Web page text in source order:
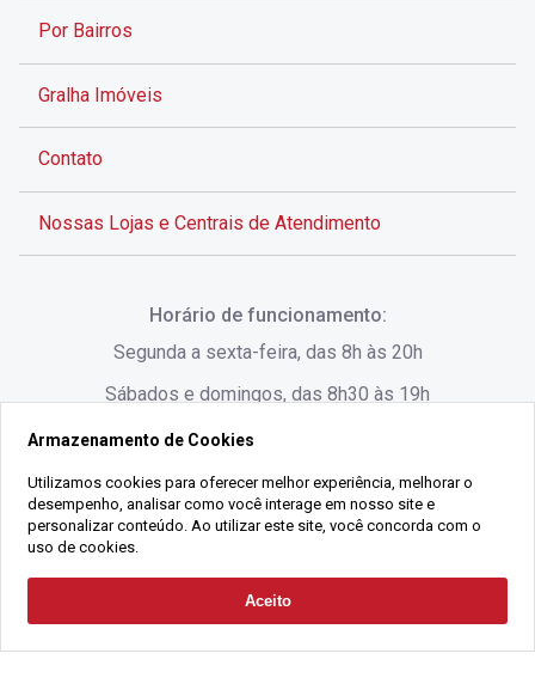
Solicitar Contato
Por Bairros
Gralha Imóveis
Contato
Nossas Lojas e Centrais de Atendimento
Rua Lauro Linhares, 1080 - Trindade, Florianópolis -
SC
(48) 3220-1045
Alameda César Nascimento, 549, Salas 1, 2 e 3 -
Jurerê, - Florianópolis - SC
Horário de funcionamento:
Segunda a sexta-feira, das 8h às 20h
Sábados e domingos, das 8h30 às 19h
2021 Copyright - Gralha Imóveis CRECI 008060/O - Todos os direitos
CNPJ:18.091.083/0001-37
Armazenamento de Cookies
Utilizamos cookies para oferecer melhor experiência, melhorar o
desempenho, analisar como você interage em nosso site e
personalizar conteúdo. Ao utilizar este site, você concorda com o
uso de cookies.
Aceito